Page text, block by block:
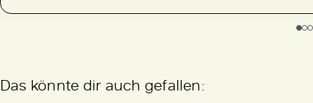
Das könnte dir auch gefallen: